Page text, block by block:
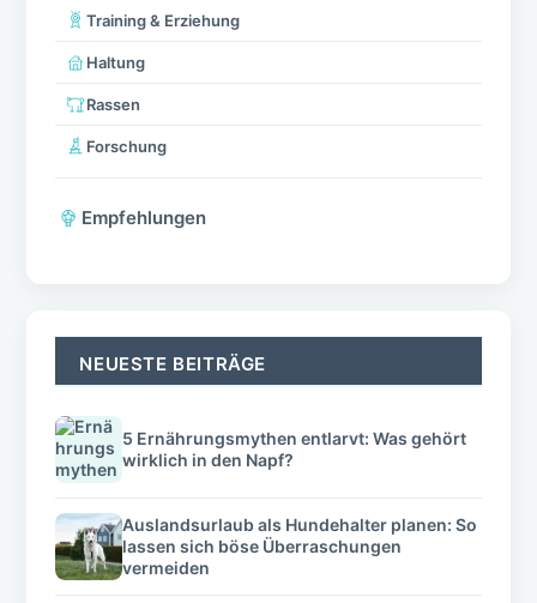
Training & Erziehung
Haltung
Rassen
Forschung
Empfehlungen
NEUESTE BEITRÄGE
5 Ernährungsmythen entlarvt: Was gehört
wirklich in den Napf?
Auslandsurlaub als Hundehalter planen: So
lassen sich böse Überraschungen
vermeiden